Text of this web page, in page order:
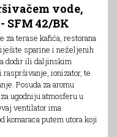
vode,
42/BK
za terase kafića, restorana
sparine i neželjenih
dodir ili daljinskim
ionizator, te
Posuda za aromu
ugodniju atmosferu u
ventilator ima
komaraca putem utora koji